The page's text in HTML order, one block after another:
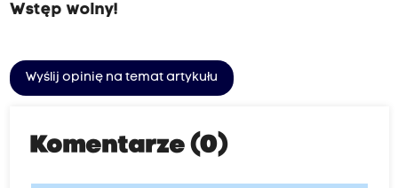
Wstęp wolny!
Wyślij opinię na temat artykułu
Komentarze (0)